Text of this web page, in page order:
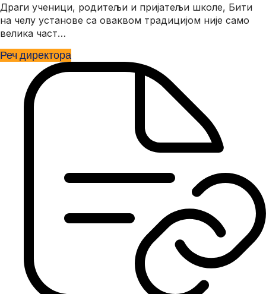
Драги ученици, родитељи и пријатељи школе, Бити
на челу установе са оваквом традицијом није само
велика част…
Реч директора